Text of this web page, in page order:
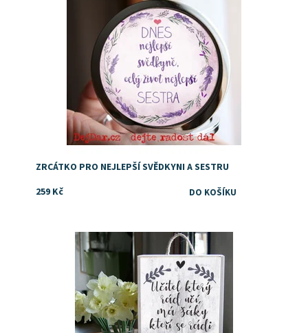
ZRCÁTKO PRO NEJLEPŠÍ SVĚDKYNI A SESTRU
259 Kč
Dostupnost: Skladem